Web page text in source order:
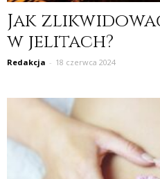
Jak
w jelitach?
Redakcja - 18 czerwca 2024